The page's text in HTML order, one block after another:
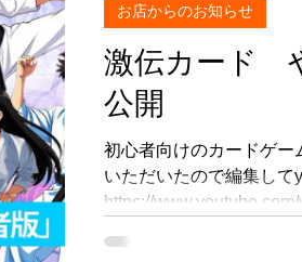
激伝カード
公開
初心者向けのカードゲー
いただいたので編集して
https://
お店からのお知らせ